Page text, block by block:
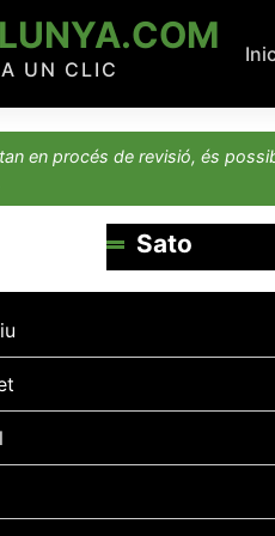
UN CLIC
en procés de revisió, és
Sato